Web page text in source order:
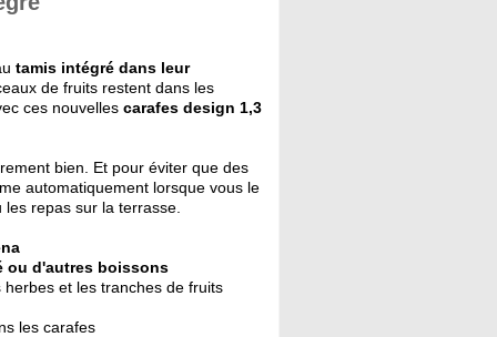
tamis intégré dans leur
de fruits restent dans les
ces nouvelles carafes design 1,3
bien. Et pour éviter que des
automatiquement lorsque vous le
repas sur la terrasse.
ou d'autres boissons
et les tranches de fruits
les carafes